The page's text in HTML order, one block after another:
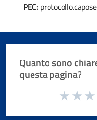
PEC:
Quanto sono
questa pagina?
Valuta da 1 a 5 stelle la